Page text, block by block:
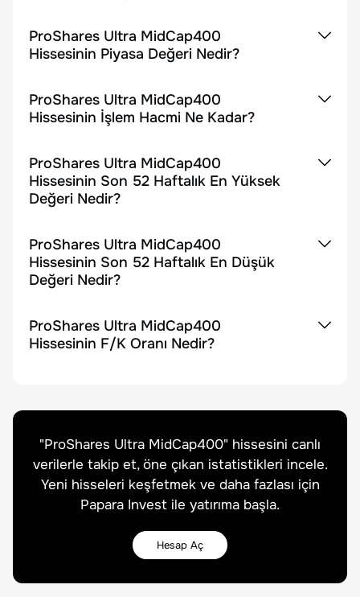
ProShares Ultra MidCap400
Hissesinin Piyasa Değeri Nedir?
ProShares Ultra MidCap400
Hissesinin İşlem Hacmi Ne Kadar?
ProShares Ultra MidCap400
Hissesinin Son 52 Haftalık En Yüksek
Değeri Nedir?
ProShares Ultra MidCap400
Hissesinin Son 52 Haftalık En Düşük
Değeri Nedir?
ProShares Ultra MidCap400
Hissesinin F/K Oranı Nedir?
"ProShares Ultra MidCap400" hissesini canlı
verilerle takip et, öne çıkan istatistikleri incele.
Yeni hisseleri keşfetmek ve daha fazlası için
Papara Invest ile yatırıma başla.
Hesap Aç